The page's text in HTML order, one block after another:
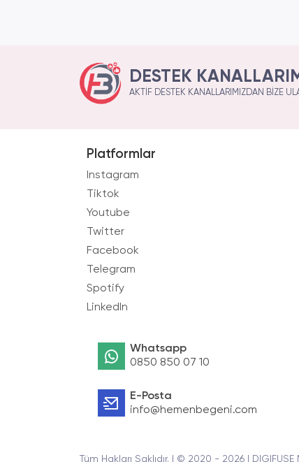
DESTEK
AKTIF DESTEK KANALLARIMIZDAN BIZE
Platformlar
Instagram
Tiktok
Youtube
Twitter
Facebook
Telegram
Spotify
LinkedIn
Whatsapp
0850 850 07 10
E-Posta
info@hemenbegeni.com
Tüm Hakları Saklıdır. | © 2020 - 2026 | DIGIFUSE